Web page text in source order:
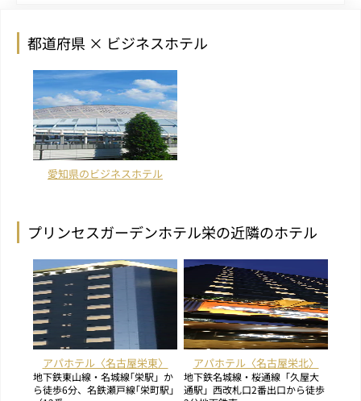
都道府県 × ビジネスホテル
愛知県のビジネスホテル
プリンセスガーデンホテル栄の近隣のホテル
アパホテル〈名古屋栄東〉
地下鉄東山線・名城線｢栄駅」か
ら徒歩6分、名鉄瀬戸線｢栄町駅｣
アパホテル〈名古屋栄北〉
地下鉄名城線・桜通線「久屋大
通駅」西改札口2番出口から徒歩